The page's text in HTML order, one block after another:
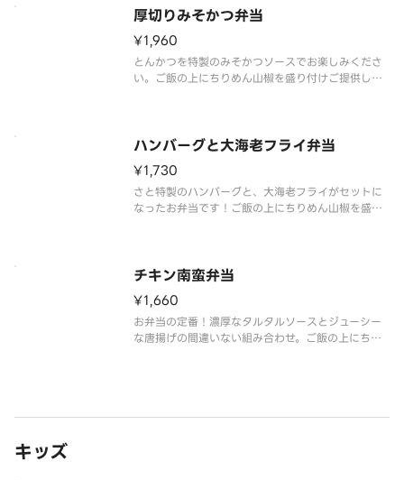
厚切りみそかつ弁当
¥1,960
とんかつを特製のみそかつソースでお楽しみくださ
い。ご飯の上にちりめん山椒を盛り付けご提供して
ハンバーグと大海老フライ弁当
¥1,730
さと特製のハンバーグと、大海老フライがセットに
なったお弁当です！ご飯の上にちりめん山椒を盛り
チキン南蛮弁当
¥1,660
お弁当の定番！濃厚なタルタルソースとジューシー
な唐揚げの間違いない組み合わせ。ご飯の上にちり
キッズ